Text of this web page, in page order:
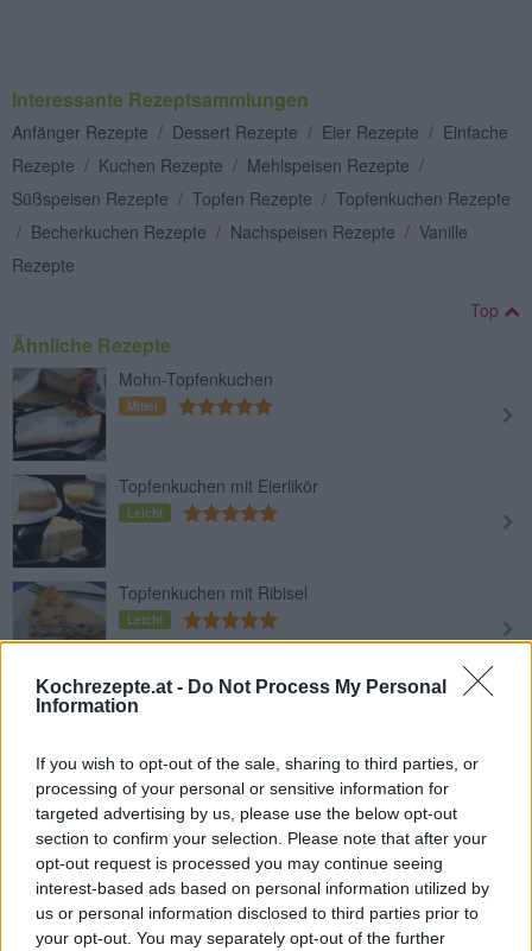
Kochrezepte.at - Do Not Process My Personal
Information
If you wish to opt-out of the sale, sharing to third parties, or
processing of your personal or sensitive information for
targeted advertising by us, please use the below opt-out
section to confirm your selection. Please note that after your
opt-out request is processed you may continue seeing
interest-based ads based on personal information utilized by
us or personal information disclosed to third parties prior to
your opt-out. You may separately opt-out of the further
Interessante Rezeptsammlungen
Anfänger Rezepte / Dessert Rezepte / Eier Rezepte / Einfache
Rezepte / Kuchen Rezepte / Mehlspeisen Rezepte /
Süßspeisen Rezepte / Topfen Rezepte / Topfenkuchen Rezepte
/ Becherkuchen Rezepte / Nachspeisen Rezepte / Vanille
Rezepte
Top
Ähnliche Rezepte
Mohn-Topfenkuchen
Mittel
Topfenkuchen mit Eierlikör
Leicht
Topfenkuchen mit Ribisel
Leicht
Topfenkuchen mit Mürbteigboden
Topfenkuchen
Leicht
Topfen-Blechkuchen
Leicht